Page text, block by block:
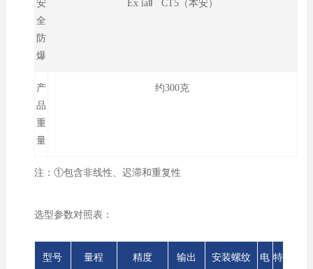
安
全
防
爆
Ex iaⅡ CT5（本安）
产
品
重
量
约300克
注：①包含非线性、迟滞和重复性
选型参数对照表：
型号 量程 精度 输出 安装螺纹
电 特